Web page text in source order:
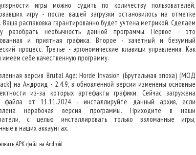
игры можно судить по количеству пользователей,
игру - после вашей загрузки остановилось на отметке
Ваша распаковка гарантированно будет учтена метрикой. Сделаем
разобрать необычность данной программы. Первое - это
и приятная графика. Второе - зачетный и безумный
процесс. Третье - эргономические клавиши управления. Как
имеем себе качественную программу.
версия Brutal Age: Horde Invasion (Брутальная эпоха) [МОД
на Андроид - 2.4.9, в обновленной версии изменены основные
из-за которых артефакты графики. Сейчас загружена
файла от 11.11.2024 - инсталлируйте данный архив, если
нерабочая версия программы. Приходите в наши
с целью инсталлировать только взломанные игры,
в наших аккаунтах.
APK файл на Android